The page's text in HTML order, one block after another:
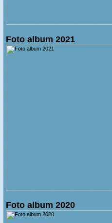
Foto album 2021
Foto album 2020